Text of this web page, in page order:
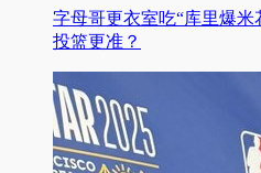
字母哥更衣室吃“库里爆米花
投篮更准？